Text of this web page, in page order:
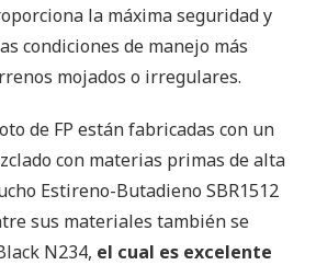
la máxima seguridad y
condiciones de manejo más
mojados o irregulares.
de FP están fabricadas con un
con materias primas de alta
Estireno-Butadieno SBR1512
sus materiales también se
N234, el cual es excelente